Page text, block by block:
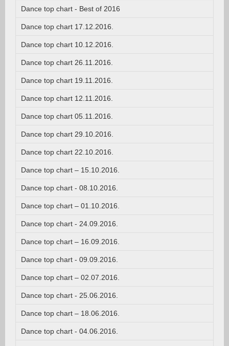
Dance top chart - Best of 2016
Dance top chart 17.12.2016.
Dance top chart 10.12.2016.
Dance top chart 26.11.2016.
Dance top chart 19.11.2016.
Dance top chart 12.11.2016.
Dance top chart 05.11.2016.
Dance top chart 29.10.2016.
Dance top chart 22.10.2016.
Dance top chart – 15.10.2016.
Dance top chart - 08.10.2016.
Dance top chart – 01.10.2016.
Dance top chart - 24.09.2016.
Dance top chart – 16.09.2016.
Dance top chart - 09.09.2016.
Dance top chart – 02.07.2016.
Dance top chart - 25.06.2016.
Dance top chart – 18.06.2016.
Dance top chart - 04.06.2016.